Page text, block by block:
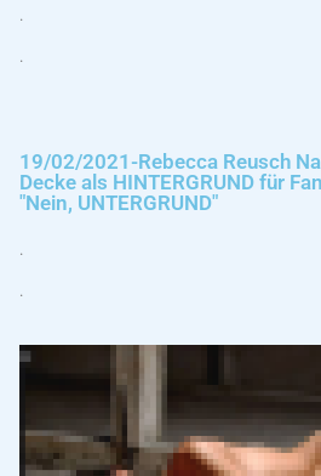
.
.
19/02/2021-Rebecca Reusch
Decke als HINTERGRUND für
"Nein, UNTERGRUND"
.
.